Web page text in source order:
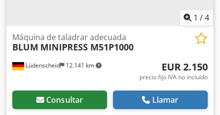
1 /4
Lüdenscheid 12.141 km
Máquina de taladrar adecuada
BLUM MINIPRESS M51P1000
EUR 2.150
precio fijo IVA no incluído
Consultar Llamar